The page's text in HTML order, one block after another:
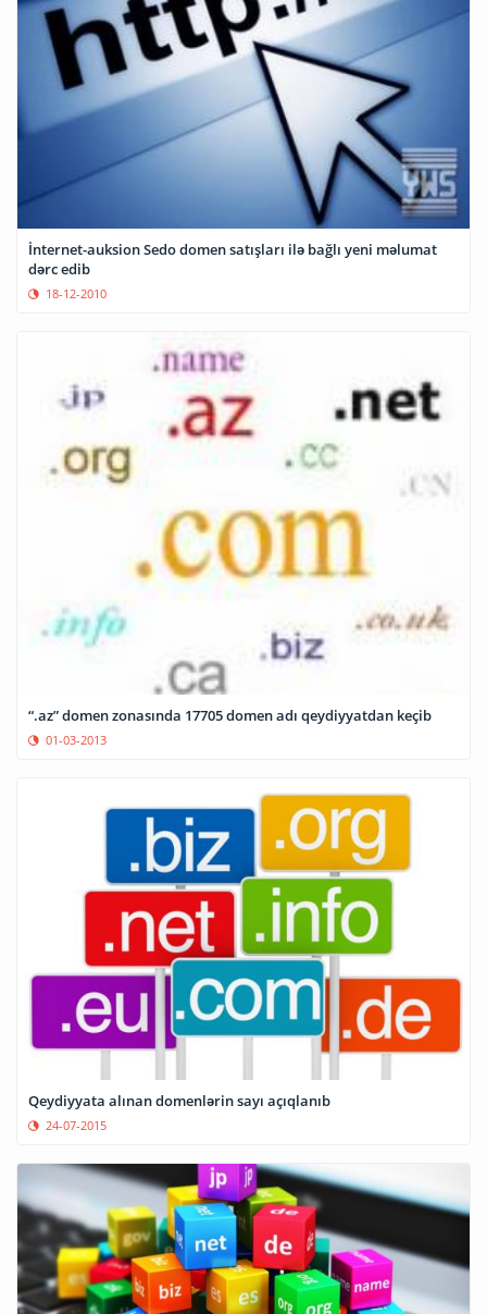
İnternet-auksion Sedo domen satışları ilə bağlı yeni məlumat
dərc edib
18-12-2010
“.az” domen zonasında 17705 domen adı qeydiyyatdan keçib
01-03-2013
Qeydiyyata alınan domenlərin sayı açıqlanıb
24-07-2015